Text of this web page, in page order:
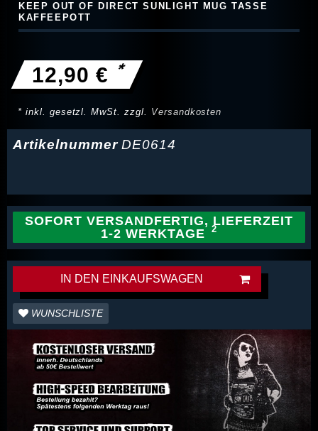
KEEP OUT OF DIRECT SUNLIGHT MUG TASSE
KAFFEEPOTT
12,90 € *
* inkl. gesetzl. MwSt. zzgl. Versandkosten
ArtikelnummerDE0614
SOFORT VERSANDFERTIG, LIEFERZEIT
1-2 WERKTAGE
IN DEN EINKAUFSWAGEN
WUNSCHLISTE